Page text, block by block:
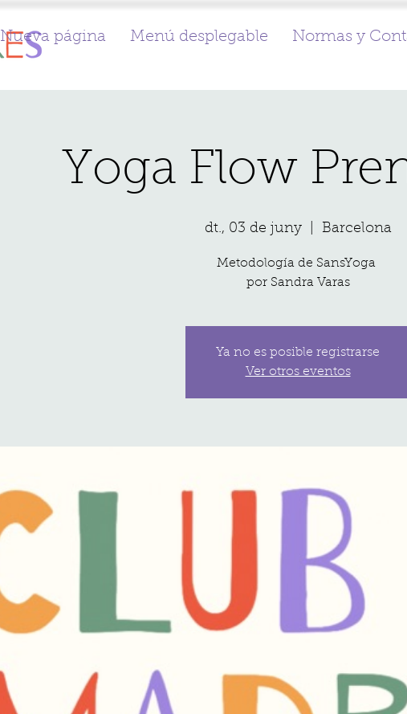
Nueva página Menú desplegable Normas y
Yoga Flow
dt., 03 de juny
  |
Barcelona
Metodología de SansYoga
por Sandra Varas
Ya no es posible registrarse
Ver otros eventos